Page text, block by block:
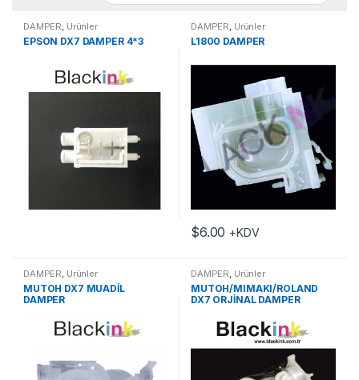
DAMPER, Ürünler
EPSON DX7 DAMPER 4*3
DAMPER, Ürünler
L1800 DAMPER
$6.00 +KDV
DAMPER, Ürünler
MUTOH DX7 MUADİL
DAMPER
DAMPER, Ürünler
MUTOH/MIMAKI/ROLAND
DX7 ORJİNAL DAMPER